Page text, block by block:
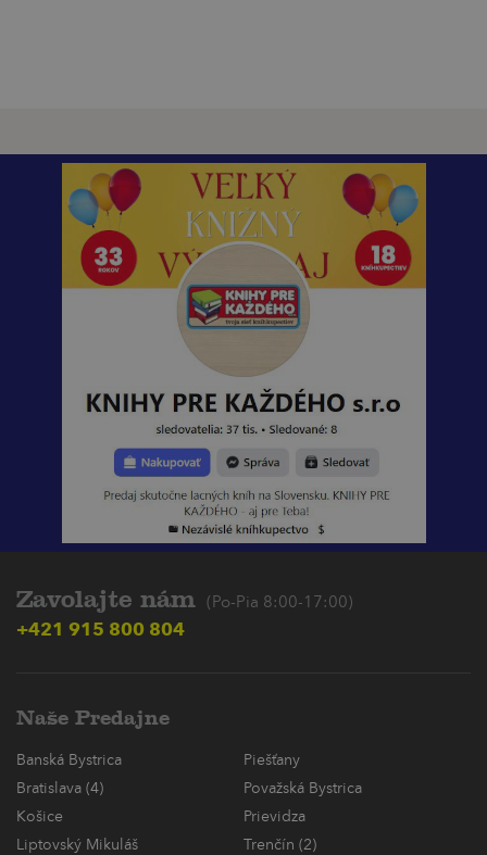
Zavolajte nám (Po-Pia 8:00-17:00)
+421 915 800 804
Naše Predajne
Banská Bystrica
Piešťany
Bratislava (4)
Považská Bystrica
Košice
Prievidza
Liptovský Mikuláš
Trenčín (2)